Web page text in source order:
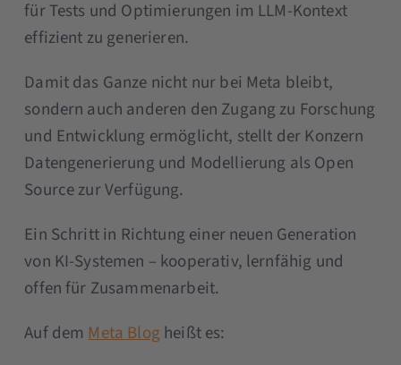
für Tests und Optimierungen im LLM-Kontext
effizient zu generieren.
Damit das Ganze nicht nur bei Meta bleibt,
sondern auch anderen den Zugang zu Forschung
und Entwicklung ermöglicht, stellt der Konzern
Datengenerierung und Modellierung als Open
Source zur Verfügung.
Ein Schritt in Richtung einer neuen Generation
von KI-Systemen – kooperativ, lernfähig und
offen für Zusammenarbeit.
Auf demMeta Blog heißt es: